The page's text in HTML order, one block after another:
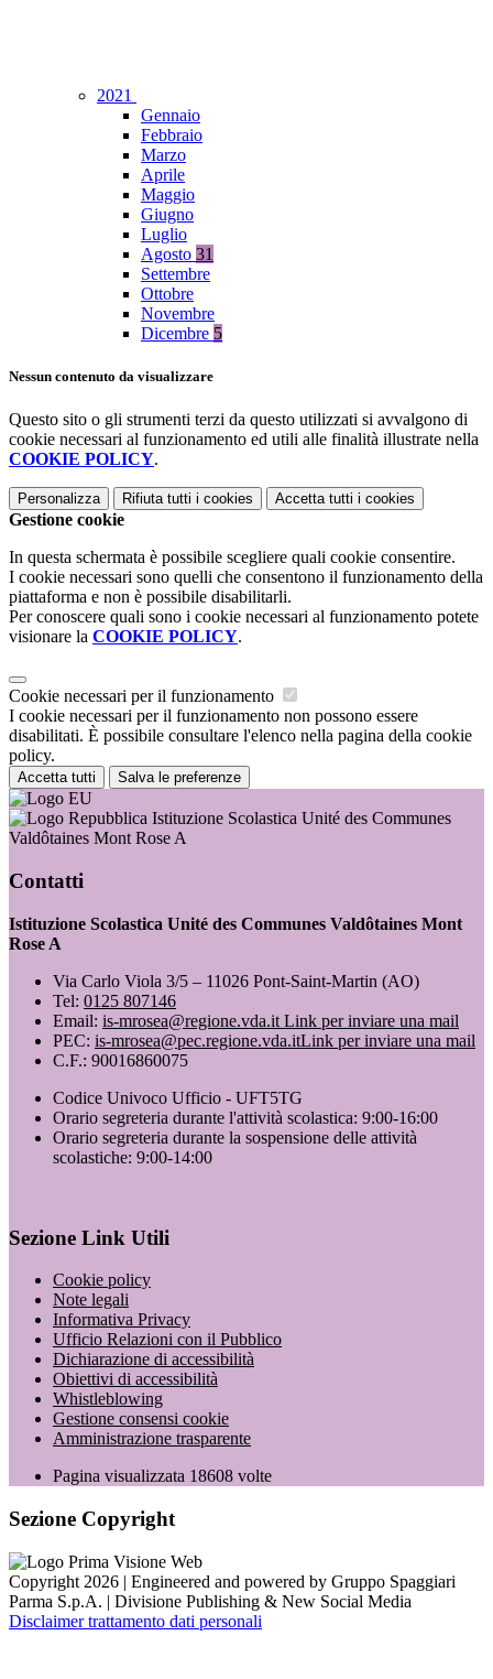
2021
Gennaio
Febbraio
Marzo
Aprile
Maggio
Giugno
Luglio
Agosto 31
Settembre
Ottobre
Novembre
Dicembre 5
Nessun contenuto da visualizzare
Questo sito o gli strumenti terzi da questo utilizzati si avvalgono di
cookie necessari al funzionamento ed utili alle finalità illustrate nella
COOKIE POLICY.
Personalizza Rifiuta tutti i cookies Accetta tutti i cookies
Gestione cookie
In questa schermata è possibile scegliere quali cookie consentire.
I cookie necessari sono quelli che consentono il funzionamento della
piattaforma e non è possibile disabilitarli.
Per conoscere quali sono i cookie necessari al funzionamento potete
visionare la COOKIE POLICY.
Cookie necessari per il funzionamento
I cookie necessari per il funzionamento non possono essere
disabilitati. È possibile consultare l'elenco nella pagina della cookie
policy.
Accetta tutti Salva le preferenze
Istituzione Scolastica Unité des Communes
Valdôtaines Mont Rose A
Contatti
Istituzione Scolastica Unité des Communes Valdôtaines Mont
Rose A
Via Carlo Viola 3/5 – 11026 Pont-Saint-Martin (AO)
Tel: 0125 807146
Email: is-mrosea@regione.vda.it Link per inviare una mail
PEC: is-mrosea@pec.regione.vda.itLink per inviare una mail
C.F.: 90016860075
Codice Univoco Ufficio - UFT5TG
Orario segreteria durante l'attività scolastica: 9:00-16:00
Orario segreteria durante la sospensione delle attività
scolastiche: 9:00-14:00
Sezione Link Utili
Cookie policy
Note legali
Informativa Privacy
Ufficio Relazioni con il Pubblico
Dichiarazione di accessibilità
Obiettivi di accessibilità
Whistleblowing
Gestione consensi cookie
Amministrazione trasparente
Pagina visualizzata 18608 volte
Sezione Copyright
Copyright 2026 | Engineered and powered by Gruppo Spaggiari
Parma S.p.A. | Divisione Publishing & New Social Media
Disclaimer trattamento dati personali